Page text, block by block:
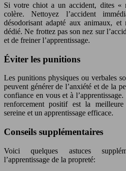
Si votre chiot a un accident, dites «
colère. Nettoyez l’accident
désodorisant adapté aux animaux, et
dédié. Ne frottez pas son nez sur
et de freiner l’apprentissage.
Éviter les punitions
Les punitions physiques ou verbales
peuvent générer de l’anxiété et de la
confiance en vous et à
renforcement positif est la
sereine et un apprentissage efficace.
Conseils supplémentaires
Voici quelques astuces
l’apprentissage de la propreté: